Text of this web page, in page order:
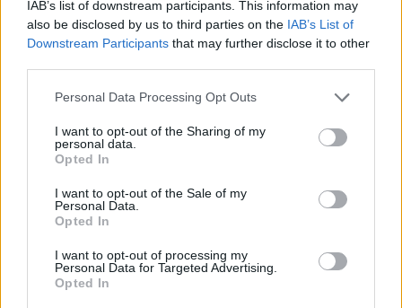
IAB’s list of downstream participants. This information may
also be disclosed by us to third parties on the IAB’s List of
Downstream Participants that may further disclose it to other
Please note that this website/app uses one or more Google
not limited to your visit or usage behaviour. You may click to
grant or deny consent to Google and its third-party tags to
use your data for below specified purposes in below Google
consent section.
Personal Data Processing Opt Outs
I want to opt-out of the Sharing of my
personal data.
Opted In
I want to opt-out of the Sale of my
Personal Data.
Opted In
I want to opt-out of processing my
Personal Data for Targeted Advertising.
Opted In
is üdvözölte, és örömét fejte ki a
kezdeményezés kapcsán.
mellett élés érdekében, akkor már megérte
Dániel.
március elejétől két héten át járőröztek a
mintegy 2900 lakosú Gyöngyöspatán,
bűncselekmények miatt. A Véderő az április
22-24 közötti időszakra hirdetett katonai és